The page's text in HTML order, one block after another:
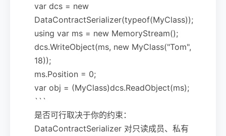
var dcs = new
DataContractSerializer(typeof(MyClass));
using var ms = new MemoryStream();
dcs.WriteObject(ms, new MyClass("Tom",
18));
ms.Position = 0;
var obj = (MyClass)dcs.ReadObject(ms);
```
是否可行取决于你的约束：
DataContractSerializer 对只读成员、私有